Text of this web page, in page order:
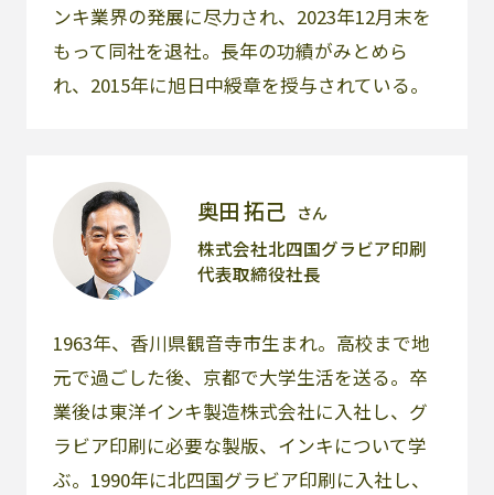
ンキ業界の発展に尽力され、2023年12月末を
もって同社を退社。長年の功績がみとめら
れ、2015年に旭日中綬章を授与されている。
奥田 拓己 さん
株式会社北四国グラビア印刷
代表取締役社長
1963年、香川県観音寺市生まれ。高校まで地
元で過ごした後、京都で大学生活を送る。卒
業後は東洋インキ製造株式会社に入社し、グ
ラビア印刷に必要な製版、インキについて学
ぶ。1990年に北四国グラビア印刷に入社し、